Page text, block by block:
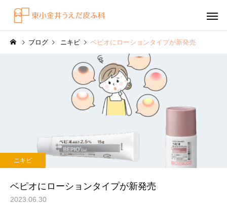
水虫（足白癬）を放置する
べきではない理由
円形脱毛症になぜ「光
効くの？
～エキシマライト（紫
ブログ ニキビ ベピオにローションタイプが新発売
ニキビ
ベピオにローションタイプが新発売
2023.06.30